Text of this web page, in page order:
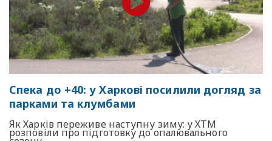
Спека до +40: у Харкові посилили догляд за
парками та клумбами
Як Харків переживе наступну зиму: у ХТМ
розповіли про підготовку до опалювального